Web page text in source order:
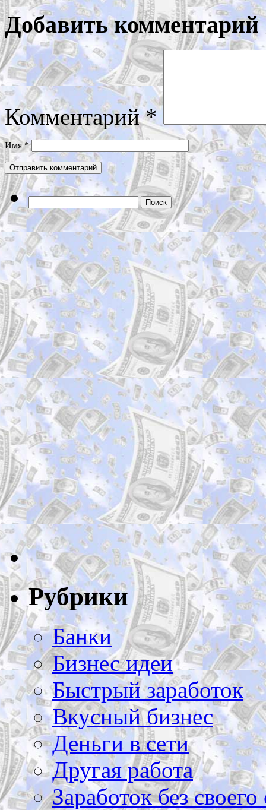
Добавить комментарий
Комментарий*
Имя*
Рубрики
Банки
Бизнес идеи
Быстрый заработок
Вкусный бизнес
Деньги в сети
Другая работа
Заработок без своего